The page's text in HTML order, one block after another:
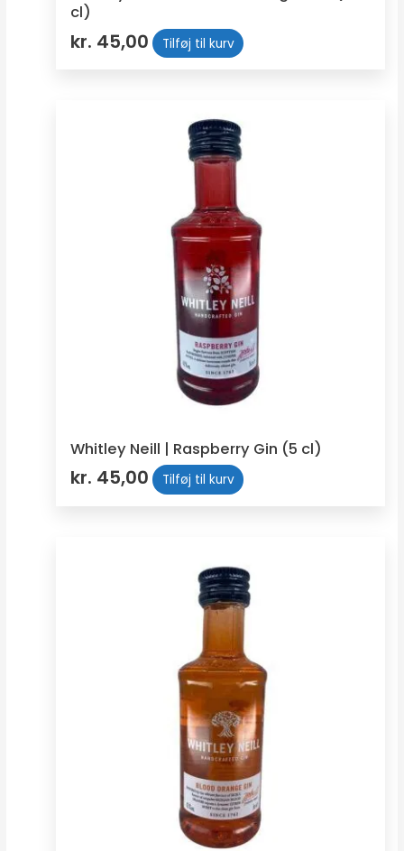
cl)
kr. 45,00 Tilføj til kurv
Whitley Neill | Raspberry Gin (5 cl)
kr. 45,00 Tilføj til kurv